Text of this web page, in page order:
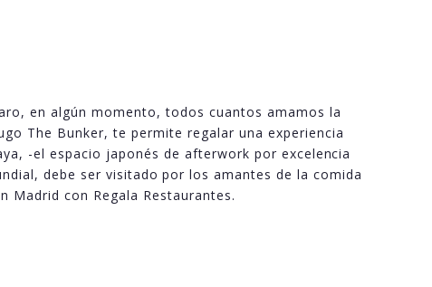
en algún momento, todos cuantos amamos la
The Bunker, te permite regalar una experiencia
-el espacio japonés de afterwork por excelencia
debe ser visitado por los amantes de la comida
Madrid con Regala Restaurantes.